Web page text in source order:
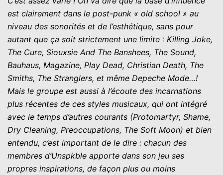
est clairement dans le post-punk « old school » au
niveau des sonorités et de l’esthétique, sans pour
autant que ça soit strictement une limite : Killing Joke,
The Cure, Siouxsie And The Banshees, The Sound,
Bauhaus, Magazine, Play Dead, Christian Death, The
Smiths, The Stranglers, et même Depeche Mode…!
Mais le groupe est aussi à l’écoute des incarnations
plus récentes de ces styles musicaux, qui ont intégré
avec le temps d’autres courants (Protomartyr, Shame,
Dry Cleaning, Preoccupations, The Soft Moon) et bien
entendu, c’est important de le dire : chacun des
membres d’Unspkble apporte dans son jeu ses
propres inspirations, de façon plus ou moins